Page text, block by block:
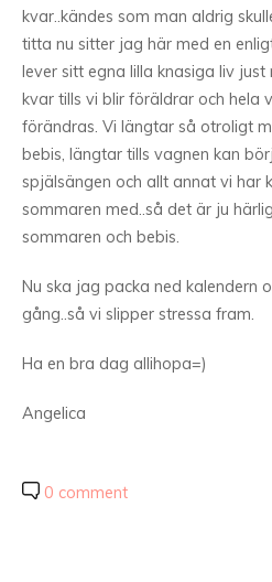
kvar..kändes som man aldrig
titta nu sitter jag här med en
lever sitt egna lilla knasiga liv
kvar tills vi blir föräldrar och hela
förändras. Vi längtar så otroligt
bebis, längtar tills vagnen kan
spjälsängen och allt annat vi har
sommaren med..så det är ju
sommaren och bebis.
Nu ska jag packa ned kalendern
gång..så vi slipper stressa fram.
Ha en bra dag allihopa=)
Angelica
0 comment